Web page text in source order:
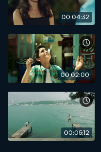
00:04:32
00:02:00
00:05:12